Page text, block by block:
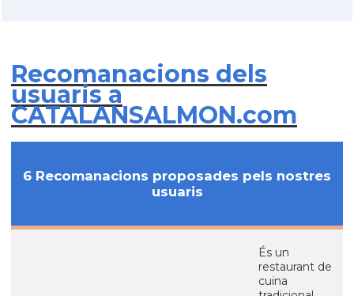
Recomanacions dels
usuaris a
CATALANSALMON.com
6 Recomanacions proposades pels nostres
usuaris
És un
restaurant de
cuina